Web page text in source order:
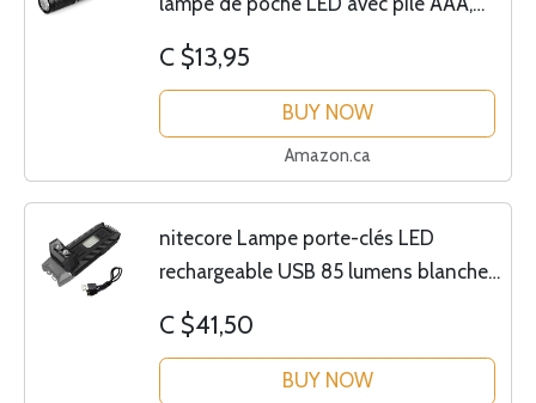
max 90 lumens, lampe de poche
compacte, étanche, porte-clés
portable pour le camping,...
C $13,95
BUY NOW
Amazon.ca
nitecore Lampe porte-clés LED
rechargeable USB 85 lumens blanche
et rouge – Lampe de travail inclinable
avec clip et câble de charge USB
Lumentac
C $41,50
BUY NOW